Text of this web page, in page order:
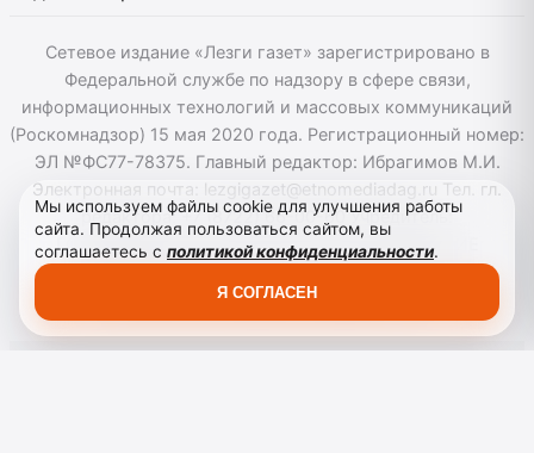
Сетевое издание «Лезги газет» зарегистрировано в
Федеральной службе по надзору в сфере связи,
информационных технологий и массовых коммуникаций
(Роскомнадзор) 15 мая 2020 года. Регистрационный номер:
ЭЛ №ФС77-78375. Главный редактор: Ибрагимов М.И.
Электронная почта: lezgigazet@etnomediadag.ru Тел. гл.
редактора: +7 (8722) 66-00-60 Учредитель:
ГОСУДАРСТВЕННОЕ БЮДЖЕТНОЕ УЧРЕЖДЕНИЕ
"ДАГЕСТАН". Для детей старше 12 лет.
Мы используем файлы cookie для улучшения работы
сайта. Продолжая пользоваться сайтом, вы
соглашаетесь с политикой конфиденциальности.
Я СОГЛАСЕН